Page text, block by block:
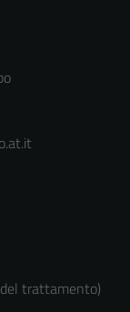
trattamento)